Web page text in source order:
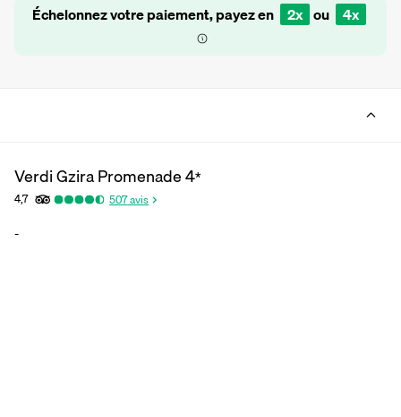
Échelonnez votre paiement, payez en 2x ou 4x
Verdi Gzira Promenade4*
4,7 507avis
-